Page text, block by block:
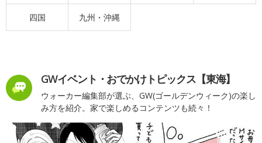
四国 九州・沖縄
GWイベント・おでかけトピックス【東海】
ウォーカー編集部が選ぶ、GW(ゴールデンウィーク)の楽し
み方を紹介。家で楽しめるコンテンツも続々！